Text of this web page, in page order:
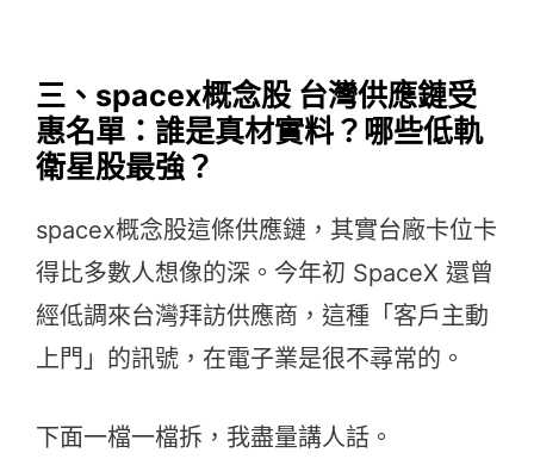
三、spacex概念股 台灣供應鏈受
惠名單：誰是真材實料？哪些低軌
衛星股最強？
spacex概念股這條供應鏈，其實台廠卡位卡
得比多數人想像的深。今年初 SpaceX 還曾
經低調來台灣拜訪供應商，這種「客戶主動
上門」的訊號，在電子業是很不尋常的。
下面一檔一檔拆，我盡量講人話。